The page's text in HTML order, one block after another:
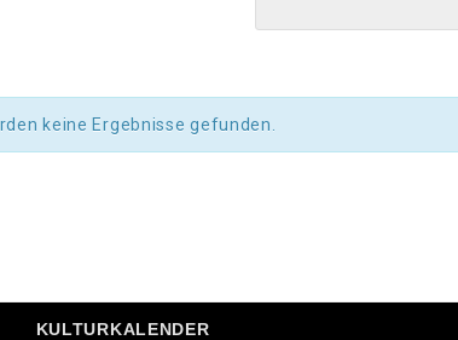
keine Ergebnisse gefunden.
KULTURKALENDER